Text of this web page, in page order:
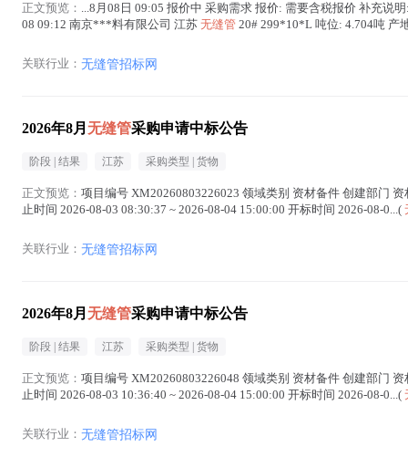
正文预览： ...8月08日 09:05 报价中 采购需求 报价: 需要含税报价 补充说
08 09:12 南京***料有限公司 江苏 无缝管 20# 299*10*L 吨位: 4.704吨 产
关联行业： 无缝管招标网
2026年8月 无缝管采购申请中标公告
阶段 | 结果 江苏 采购类型 | 货物
正文预览： 项目编号 XM20260803226023 领域类别 资材备件 创建部门
止时间 2026-08-03 08:30:37 ~ 2026-08-04 15:00:00 开标时间 2026-08-0...(
关联行业： 无缝管招标网
2026年8月 无缝管采购申请中标公告
阶段 | 结果 江苏 采购类型 | 货物
正文预览： 项目编号 XM20260803226048 领域类别 资材备件 创建部门
止时间 2026-08-03 10:36:40 ~ 2026-08-04 15:00:00 开标时间 2026-08-0...(
关联行业： 无缝管招标网